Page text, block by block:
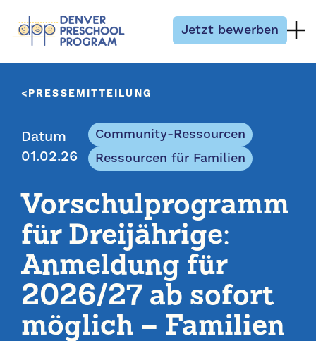
Jetzt bewerben
PRESSEMITTEILUNG
Datum
01.02.26
Community-Ressourcen
Ressourcen für Familien
Vorschulprogramm
für Dreijährige:
Anmeldung für
2026/27 ab sofort
möglich – Familien